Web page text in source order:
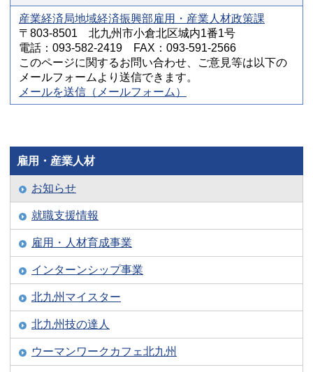
産業経済局地域経済振興部雇用・産業人材政策課
〒803-8501 北九州市小倉北区城内1番1号
電話：093-582-2419 FAX：093-591-2566
このページに関するお問い合わせ、ご意見等は以下の
メールフォームより送信できます。
メールを送信（メールフォーム）
雇用・産業人材
お知らせ
就職支援情報
雇用・人材育成事業
インターンシップ事業
北九州マイスター
北九州技の達人
ウーマンワークカフェ北九州